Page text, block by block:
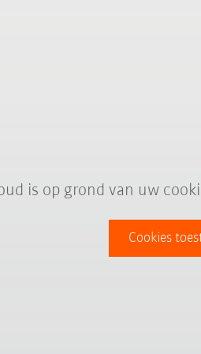
is op grond van uw
Cookies